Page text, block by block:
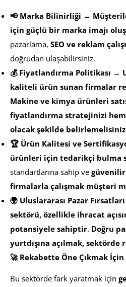
📢 Marka Bilinirliği →
için güçlü bir marka imajı
pazarlama, SEO ve reklam
doğrudan ulaşabilirsiniz.
💰 Fiyatlandırma Politikası →
kaliteli ürün sunan firmalar
Makine ve kimya ürünleri
fiyatlandırma stratejinizi
olacak şekilde belirlemelisiniz
🏆 Ürün Kalitesi ve
ürünleri için tedarikçi bulma
standartlarına sahip ve
firmalarla çalışmak müşteri
🌍 Uluslararası Pazar Fırsatları
sektörü, özellikle ihracat
potansiyele sahiptir. Doğru
yurtdışına açılmak, sektörde
🚀 Rekabette Öne Çıkmak
Bu sektörde fark yaratmak için